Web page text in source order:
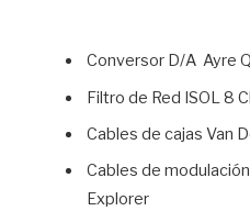
Conversor D/A Ayre
Filtro de Red ISOL 8
Cables de cajas Van
Cables de
Explorer